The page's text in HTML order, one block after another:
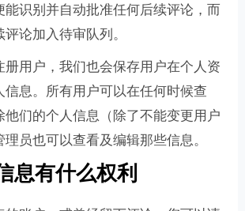
能识别并自动批准任何后续评论，而
论加入待审队列。
册用户，我们也会保存用户在个人资
信息。所有用户可以在任何时候查
他们的个人信息（除了不能变更用户
员也可以查看及编辑那些信息。
息有什么权利